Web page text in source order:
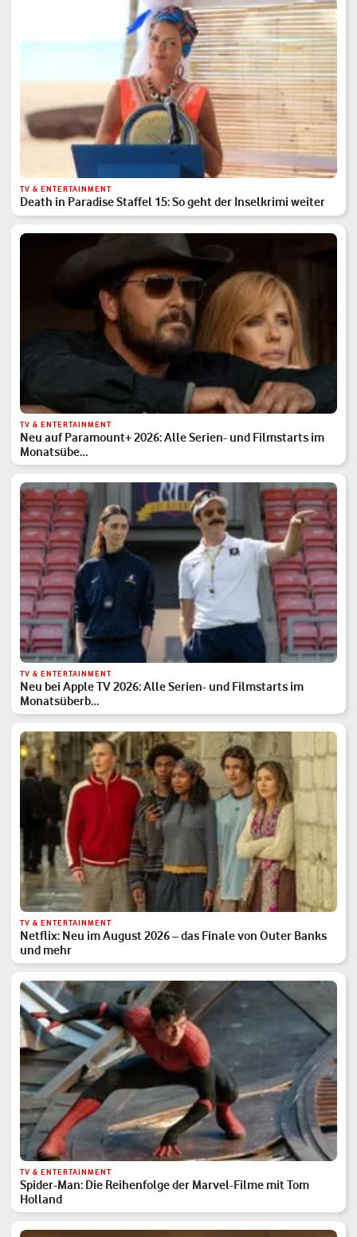
TV & ENTERTAINMENT
Death in Paradise Staffel 15: So geht der Inselkrimi weiter
TV & ENTERTAINMENT
Neu auf Paramount+ 2026: Alle Serien- und Filmstarts im
Monatsübe…
TV & ENTERTAINMENT
Neu bei Apple TV 2026: Alle Serien- und Filmstarts im
Monatsüberb…
TV & ENTERTAINMENT
Netflix: Neu im August 2026 – das Finale von Outer Banks
und mehr
TV & ENTERTAINMENT
Spider-Man: Die Reihenfolge der Marvel-Filme mit Tom
Holland